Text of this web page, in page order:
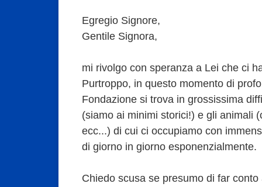
Egregio Signore,
Gentile Signora,
mi rivolgo con speranza a Lei che ci
Purtroppo, in questo momento di
Fondazione si trova in grossissima
(siamo ai minimi storici!) e gli animali
ecc...) di cui ci occupiamo con
di giorno in giorno esponenzialmente.
Chiedo scusa se presumo di far